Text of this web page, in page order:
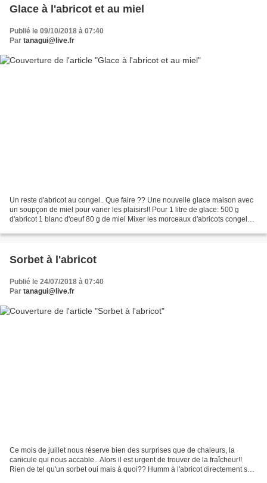
Glace à l'abricot et au miel
Publié le 09/10/2018 à 07:40
Par tanagui@live.fr
Un reste d'abricot au congel.. Que faire ?? Une nouvelle glace maison avec
un soupçon de miel pour varier les plaisirs!! Pour 1 litre de glace: 500 g
d'abricot 1 blanc d'oeuf 80 g de miel Mixer les morceaux d'abricots congelés.
Sorbet à l'abricot
Publié le 24/07/2018 à 07:40
Par tanagui@live.fr
Ce mois de juillet nous réserve bien des surprises que de chaleurs, la
canicule qui nous accable.. Alors il est urgent de trouver de la fraîcheur!!
Rien de tel qu'un sorbet oui mais à quoi?? Humm à l'abricot directement sorti